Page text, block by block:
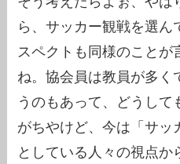
ら、サッカー観戦を選ん
スペクトも同様のことが
ね。協会員は教員が多く
うのもあって、どうして
がちやけど、今は「サッ
としている人々の視点か